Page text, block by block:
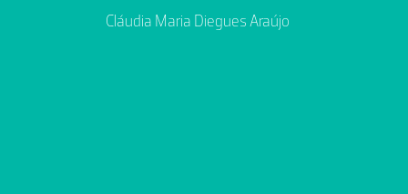
Cláudia Maria Diegues Araújo